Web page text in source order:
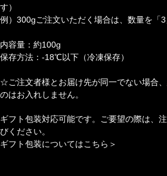
す）
例）300gご注文いただく場合は、数量を「3
内容量：約100g
保存方法：-18℃以下（冷凍保存）
☆ご注文者様とお届け先が同一でない場合
のはお入れしません。
ギフト包装対応可能です。ご要望の際は、
びください。
ギフト包装についてはこちら＞